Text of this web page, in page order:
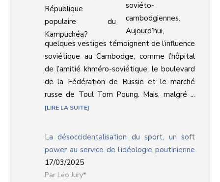
soviéto-
cambodgiennes.
Aujourd’hui,
quelques vestiges témoignent de l’influence
soviétique au Cambodge, comme l’hôpital
de l’amitié khméro-soviétique, le boulevard
de la Fédération de Russie et le marché
russe de Toul Tom Poung. Mais, malgré ...
LIRE LA SUITE
La désoccidentalisation du sport, un soft
power au service de l’idéologie poutinienne
17/03/2025
Léo Jury*